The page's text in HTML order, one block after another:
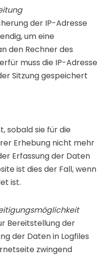
der IP-Adresse
um eine
den Rechner des
muss die IP-Adresse
Sitzung gespeichert
sobald sie für die
Erhebung nicht mehr
Erfassung der Daten
ist dies der Fall, wenn
ist.
Bereitstellung der
der Daten in Logfiles
zwingend